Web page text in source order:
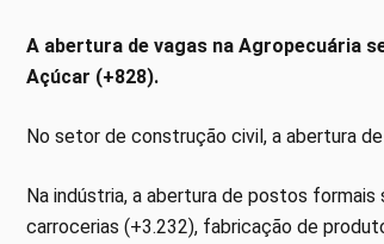
A abertura de vagas na Agropecuária
Açúcar (+828).
No setor de construção civil, a abertura
Na indústria, a abertura de postos
carrocerias (+3.232), fabricação de